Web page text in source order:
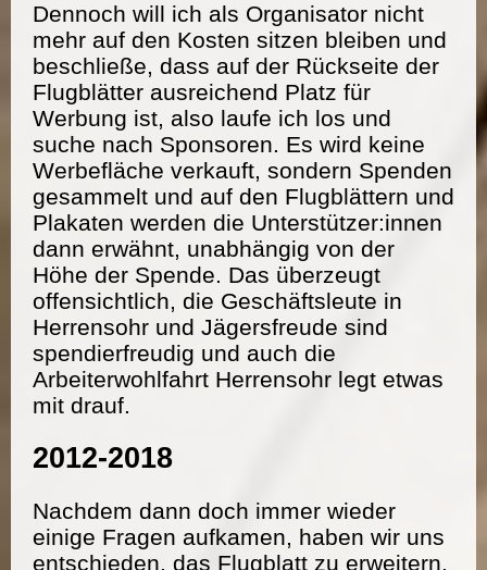
Dennoch will ich als Organisator nicht
mehr auf den Kosten sitzen bleiben und
beschließe, dass auf der Rückseite der
Flugblätter ausreichend Platz für
Werbung ist, also laufe ich los und
suche nach Sponsoren. Es wird keine
Werbefläche verkauft, sondern Spenden
gesammelt und auf den Flugblättern und
Plakaten werden die Unterstützer:innen
dann erwähnt, unabhängig von der
Höhe der Spende. Das überzeugt
offensichtlich, die Geschäftsleute in
Herrensohr und Jägersfreude sind
spendierfreudig und auch die
Arbeiterwohlfahrt Herrensohr legt etwas
mit drauf.
2012-2018
Nachdem dann doch immer wieder
einige Fragen aufkamen, haben wir uns
entschieden, das Flugblatt zu erweitern.